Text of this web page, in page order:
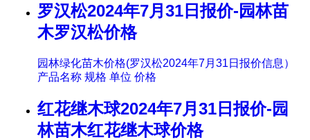
罗汉松2024年7月31日报价-园林苗
木罗汉松价格
园林绿化苗木价格(罗汉松2024年7月31日报价信息）
产品名称 规格 单位 价格
红花继木球2024年7月31日报价-园
林苗木红花继木球价格